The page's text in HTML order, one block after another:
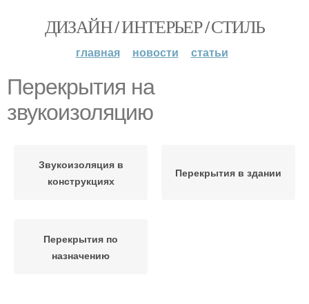
ДИЗАЙН / ИНТЕРЬЕР / СТИЛЬ
главная новости статьи
Перекрытия на
звукоизоляцию
Звукоизоляция в
конструкциях
Перекрытия в здании
Перекрытия по
назначению